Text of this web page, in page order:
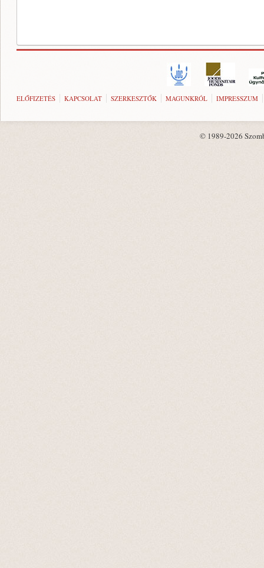
ELŐFIZETÉS KAPCSOLAT SZERKESZTŐK MAGUNKRÓL IMPRESSZUM
© 1989-2026